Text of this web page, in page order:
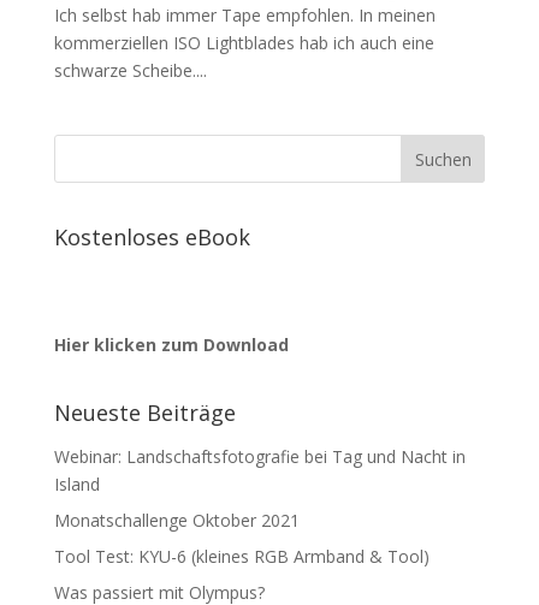
Ich selbst hab immer Tape empfohlen. In meinen
kommerziellen ISO Lightblades hab ich auch eine
schwarze Scheibe....
Kostenloses eBook
Hier klicken zum Download
Neueste Beiträge
Webinar: Landschaftsfotografie bei Tag und Nacht in
Island
Monatschallenge Oktober 2021
Tool Test: KYU-6 (kleines RGB Armband & Tool)
Was passiert mit Olympus?